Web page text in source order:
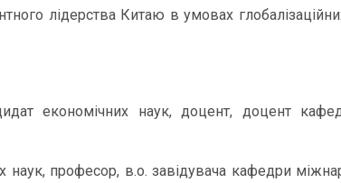
лідерства Китаю в умовах
економічних наук, доцент, доцент
наук, професор, в.о. завідувача кафедри